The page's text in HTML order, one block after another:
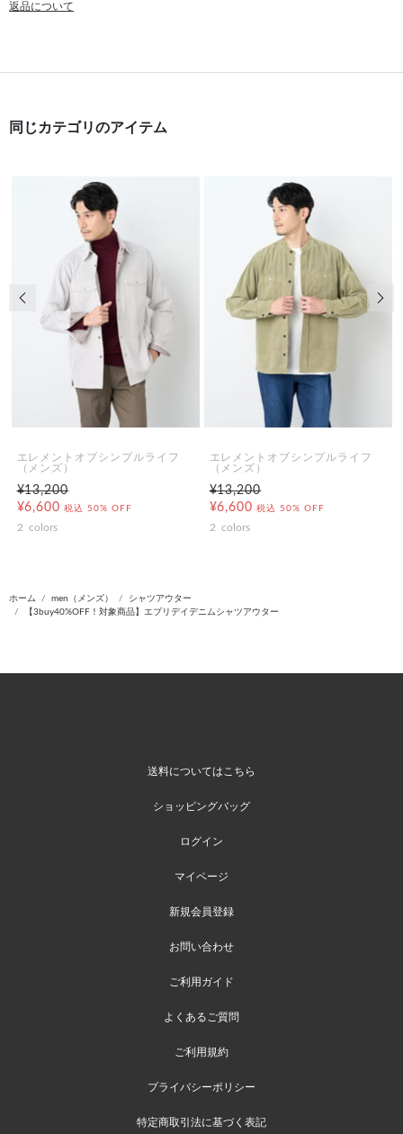
返品について
同じカテゴリのアイテム
エレメントオブシンプルライフ
（メンズ）
¥13,200
¥6,600 税込 50% OFF
2 colors
エレメントオブシンプルライフ
（メンズ）
¥13,200
¥6,600 税込 50% OFF
2 colors
前の画像
ホーム men（メンズ）
シャツアウター
【3buy40%OFF！対象商品】エブリデイデニムシャツアウター
送料についてはこちら
ショッピングバッグ
ログイン
マイページ
新規会員登録
お問い合わせ
ご利用ガイド
よくあるご質問
ご利用規約
プライバシーポリシー
特定商取引法に基づく表記